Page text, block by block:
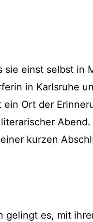
sie einst selbst in
in Karlsruhe
ein Ort der
Abend.
kurzen
gelingt es, mit